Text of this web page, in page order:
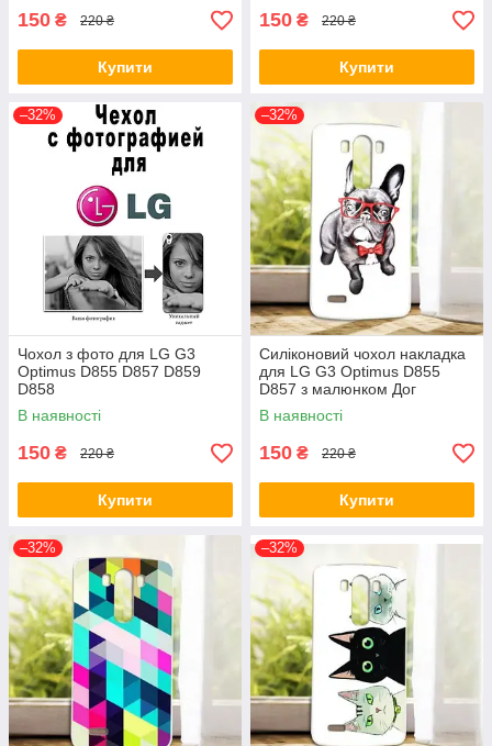
150 ₴ 220 ₴
Купити
150 ₴ 220 ₴
Купити
–32%
Чохол з фото для LG G3
Optimus D855 D857 D859
D858
В наявності
150 ₴ 220 ₴
Купити
–32%
Силіконовий чохол накладка
для LG G3 Optimus D855
D857 з малюнком Дог
В наявності
150 ₴ 220 ₴
Купити
–32% –32%